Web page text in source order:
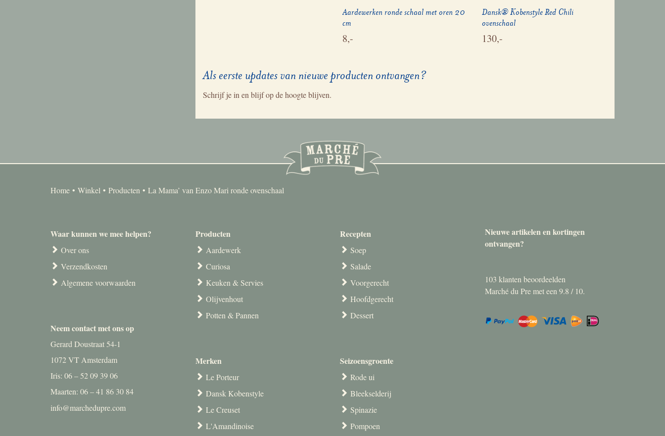
Aardewerken ronde schaal met oren 20
cm
8,-
Dansk® Kobenstyle Red Chili
ovenschaal
130,-
Als eerste updates van nieuwe producten ontvangen?
Schrijf je in en blijf op de hoogte blijven.
Home Winkel Producten La Mama’ van Enzo Mari ronde ovenschaal
Waar kunnen we mee helpen?
Over ons
Verzendkosten
Algemene voorwaarden
Neem contact met ons op
Gerard Doustraat 54-1
1072 VT Amsterdam
Iris: 06 – 52 09 39 06
Maarten: 06 – 41 86 30 84
info@marchedupre.com
Producten
Aardewerk
Curiosa
Keuken & Servies
Olijvenhout
Potten & Pannen
Merken
Le Porteur
Dansk Kobenstyle
Le Creuset
L'Amandinoise
Recepten
Soep
Salade
Voorgerecht
Hoofdgerecht
Dessert
Seizoensgroente
Rode ui
Bleekselderij
Spinazie
Pompoen
Nieuwe artikelen en kortingen
ontvangen?
103 klanten beoordeelden
Marché du Pre met een 9.8 / 10.